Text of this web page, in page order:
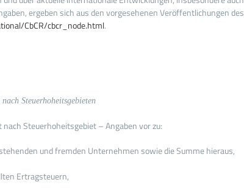
ergeben sich aus den vorgesehenen Veröffentlichungen des
CbCR/cbcr_node.html.
Steuerhoheitsgebieten
Steuerhoheitsgebiet – Angaben vor zu:
und fremden Unternehmen sowie die Summe hieraus,
Ertragsteuern,